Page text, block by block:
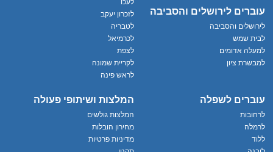
עוברים לירושלים והסביבה
לירושלים והסביבה
לבית שמש
למעלה אדומים
למבשרת ציון
לעכו
לזכרון יעקב
לטבריה
לכרמיאל
לצפת
לקריית שמונה
לראש פינה
עוברים לשפלה
לרחובות
לרמלה
ללוד
המלצות ושיתופי פעולה
המלצות גולשים
מחירון הובלות
מדיניות פרטיות